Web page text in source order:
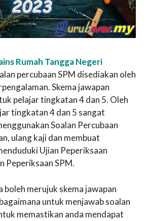
Rumah Tangga Negeri
percubaan SPM disediakan oleh
Skema jawapan
pelajar tingkatan 4 dan 5. Oleh
tingkatan 4 dan 5 sangat
Soalan Percubaan
ulang kaji dan membuat
Ujian Peperiksaan
Peperiksaan SPM.
boleh merujuk skema jawapan
untuk menjawab soalan
memastikan anda mendapat